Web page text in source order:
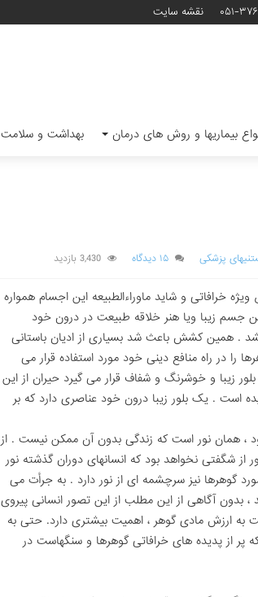
نقشه سایت
بیماریها و روش های درمان بهداشت و سلامت
پزشکی ۱۵ دیدگاه 3,430 بازدید
خرافاتى و شاید ماوراءالطبیعه این اجسام همواره
جسم زیبا ویا هنر خلاقه طبیعت در درون خود
. همین کشش باعث شد بسیارى از ادیان باستانى
را در راه منافع دینى خود مورد استفاده قرار مى
زیبا و خوشرنگ و شفاف قرار مى گیرد حیران از این
است . یک بلور زیبا درون خود عناصرى دارد که بر
، همان نور است که زندگى بدون آن ممکن نیست . از
از شگفتى نخواهد بود که انسانهاى دوران گذشته نور
گوهرها نیز سرچشمه اى از نور دارد . به جرأت مى
بدون آگاهى از این مطلب از این تصور انسانى پیروى
به ارزش مادى گوهر ، اهمیت بیشترى دارد. حتى به
پر از پدیده هاى خرافاتى گوهرها و سنگهاست در